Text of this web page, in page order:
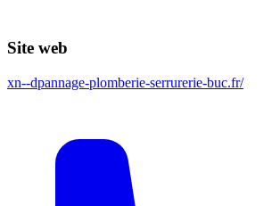
Site web
xn--dpannage-plomberie-serrurerie-buc.fr/